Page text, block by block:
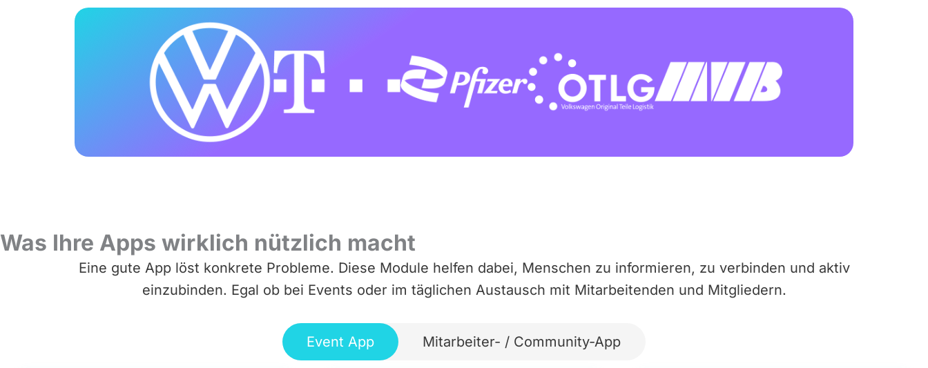
Was Ihre Apps wirklich nützlich macht
Eine gute App löst konkrete Probleme. Diese Module helfen dabei, Menschen zu informieren, zu verbinden und aktiv
einzubinden. Egal ob bei Events oder im täglichen Austausch mit Mitarbeitenden und Mitgliedern.
Event App Mitarbeiter- / Community-App